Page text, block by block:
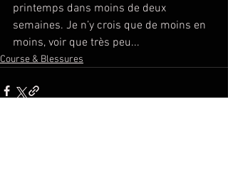
printemps dans moins de deux
semaines. Je n’y crois que de moins en
moins, voir que très peu...
Course & Blessures